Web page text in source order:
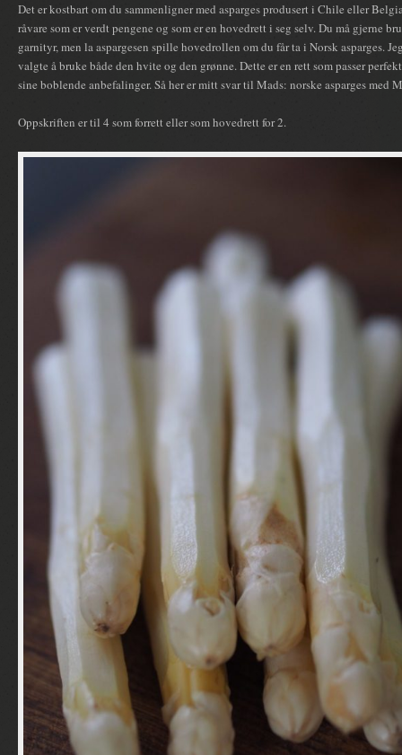
Det er kostbart om du sammenligner med asparges produsert i Chile eller
råvare som er verdt pengene og som er en hovedrett i seg selv. Du må gjerne
garnityr, men la aspargesen spille hovedrollen om du får ta i Norsk asparges.
valgte å bruke både den hvite og den grønne. Dette er en rett som passer
sine boblende anbefalinger. Så her er mitt svar til Mads: norske asparges med
Oppskriften er til 4 som forrett eller som hovedrett for 2.